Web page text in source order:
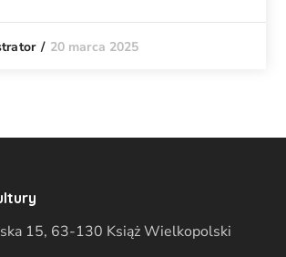
20 marca 2025
15, 63-130 Książ Wielkopolski